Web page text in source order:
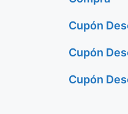
Cupón
Cupón
Cupón